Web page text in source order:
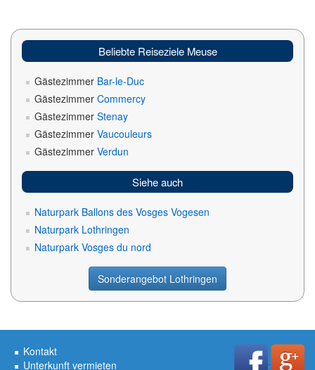
Beliebte Reiseziele Meuse
Gästezimmer Bar-le-Duc
Gästezimmer Commercy
Gästezimmer Stenay
Gästezimmer Vaucouleurs
Gästezimmer Verdun
Siehe auch
Naturpark Ballons des Vosges Vogesen
Naturpark Lothringen
Naturpark Vosges du nord
Sonderangebot Lothringen
Kontakt
Unterkunft vermieten